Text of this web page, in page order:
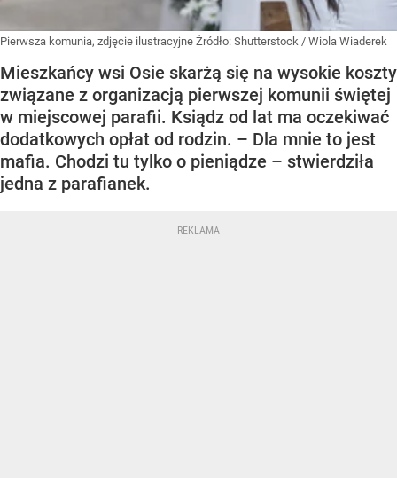
Pierwsza komunia, zdjęcie ilustracyjne Źródło: Shutterstock / Wiola Wiaderek
Mieszkańcy wsi Osie skarżą się na wysokie koszty
związane z organizacją pierwszej komunii świętej
w miejscowej parafii. Ksiądz od lat ma oczekiwać
dodatkowych opłat od rodzin. – Dla mnie to jest
mafia. Chodzi tu tylko o pieniądze – stwierdziła
jedna z parafianek.